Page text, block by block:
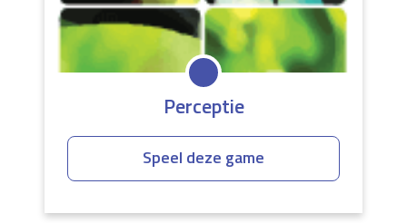
Perceptie
Speel deze game